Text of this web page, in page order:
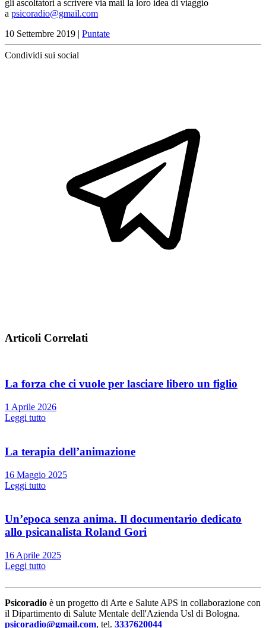
gli ascoltatori a scrivere via mail la loro idea di viaggio
a psicoradio@gmail.com
10 Settembre 2019 | Puntate
Condividi sui social
Articoli Correlati
La forza che ci vuole per lasciare libero un figlio
1 Aprile 2026
Leggi tutto
La terapia dell’animazione
16 Maggio 2025
Leggi tutto
Un’epoca senza anima. Il documentario dedicato
allo psicanalista Roland Gori
16 Aprile 2025
Leggi tutto
Psicoradio è un progetto di Arte e Salute APS in collaborazione con
il Dipartimento di Salute Mentale dell'Azienda Usl di Bologna.
psicoradio@gmail.com, tel. 3337620044